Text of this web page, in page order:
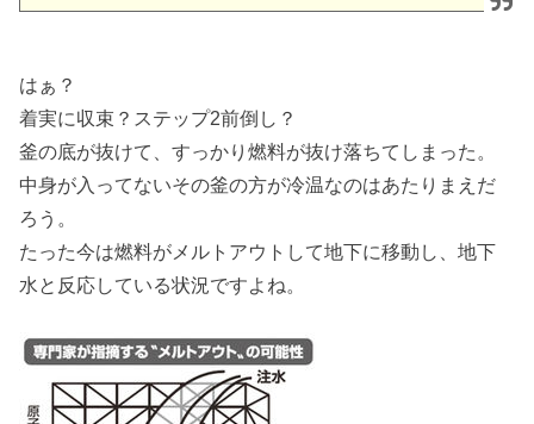
はぁ？
着実に収束？ステップ2前倒し？
釜の底が抜けて、すっかり燃料が抜け落ちてしまった。
中身が入ってないその釜の方が冷温なのはあたりまえだ
ろう。
たった今は燃料がメルトアウトして地下に移動し、地下
水と反応している状況ですよね。